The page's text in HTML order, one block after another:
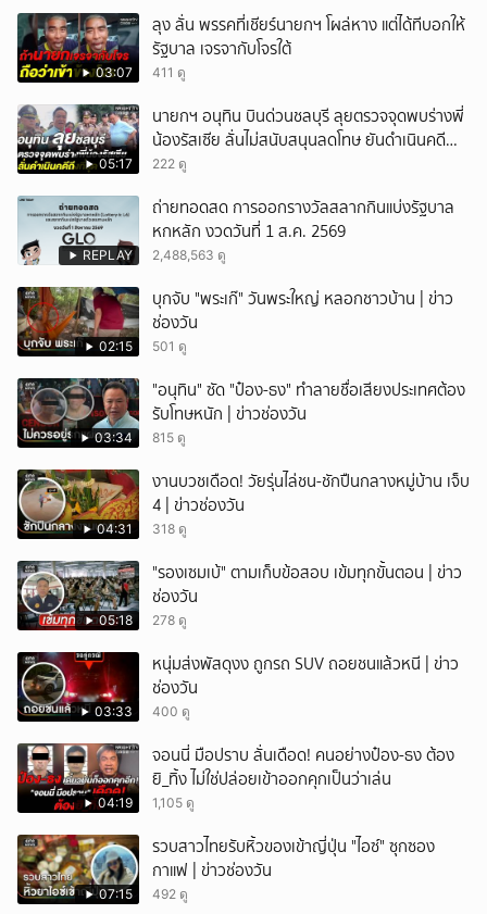
03:07
ลุง ลั่น พรรคที่เชียร์นายกฯ โผล่หาง แต่ได้ทีบอกให้
รัฐบาล เจรจากับโจรใต้
411 ดู
05:17
นายกฯ อนุทิน บินด่วนชลบุรี ลุยตรวจจุดพบร่างพี่
น้องรัสเซีย ลั่นไม่สนับสนุนลดโทษ ยันดำเนินคดี
ถึงที่สุด
222 ดู
REPLAY
ถ่ายทอดสด การออกรางวัลสลากกินแบ่งรัฐบาล
หกหลัก งวดวันที่ 1 ส.ค. 2569
2,488,563 ดู
02:15
บุกจับ "พระเก๊" วันพระใหญ่ หลอกชาวบ้าน | ข่าว
ช่องวัน
501 ดู
03:34
"อนุทิน" ซัด "ป๋อง-ธง" ทำลายชื่อเสียงประเทศต้อง
รับโทษหนัก | ข่าวช่องวัน
815 ดู
04:31
งานบวชเดือด! วัยรุ่นไล่ชน-ชักปืนกลางหมู่บ้าน เจ็บ
4 | ข่าวช่องวัน
318 ดู
05:18
"รองเซมเบ้" ตามเก็บข้อสอบ เข้มทุกขั้นตอน | ข่าว
ช่องวัน
278 ดู
03:33
หนุ่มส่งพัสดุงง ถูกรถ SUV ถอยชนแล้วหนี | ข่าว
ช่องวัน
400 ดู
04:19
จอนนี่ มือปราบ ลั่นเดือด! คนอย่างป๋อง-ธง ต้อง
ยิ_ทิ้ง ไม่ใช่ปล่อยเข้าออกคุกเป็นว่าเล่น
1,105 ดู
07:15
รวบสาวไทยรับหิ้วของเข้าญี่ปุ่น "ไอซ์" ซุกซอง
กาแฟ | ข่าวช่องวัน
492 ดู